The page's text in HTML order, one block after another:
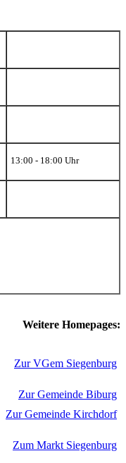
13:00 - 18:00 Uhr
Weitere Homepages:
Zur VGem Siegenburg
Zur Gemeinde Biburg
Zur Gemeinde Kirchdorf
Zum Markt Siegenburg